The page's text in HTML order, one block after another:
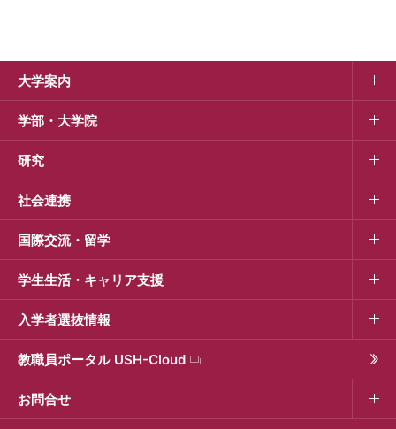
大学案内
学部・大学院
研究
社会連携
国際交流・留学
学生生活・キャリア支援
入学者選抜情報
教職員ポータル USH-Cloud
お問合せ